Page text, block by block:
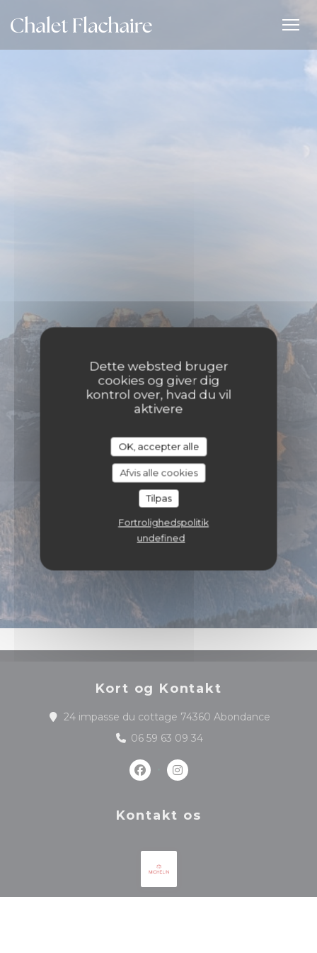
Dette websted bruger
cookies og giver dig
kontrol over, hvad du vil
aktivere
OK, accepter alle
Afvis alle cookies
Tilpas
Fortrolighedspolitik
undefined
Kort og Kontakt
24 impasse du cottage 74360 Abondance((åbner i
06 59 63 09 34
Facebook ((åbner i et nyt
Instagram ((åbner i et
Kontakt os